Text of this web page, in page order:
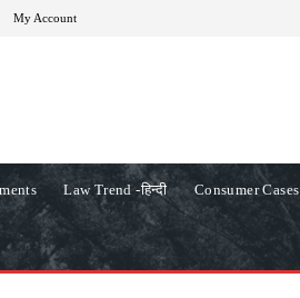
My Account
Law Trend -हिन्दी Consumer Cases